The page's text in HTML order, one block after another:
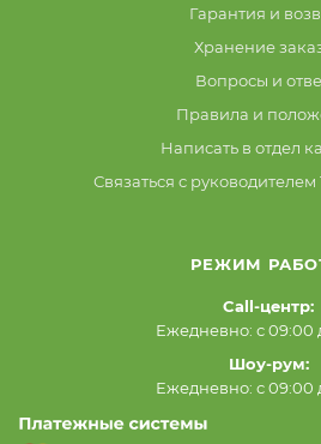
Гарантия и
Хранение
Вопросы и
Правила и
Написать в отдел
Связаться с руководителем
РЕЖИМ
Call-центр:
Ежедневно: с 09:00
Шоу-рум:
Ежедневно: с 09:00